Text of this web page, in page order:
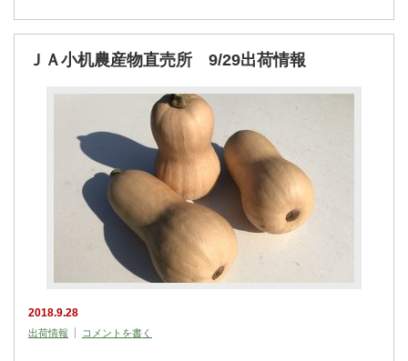
ＪＡ小机農産物直売所 9/29出荷情報
2018.9.28
出荷情報 コメントを書く